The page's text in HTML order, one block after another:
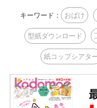
キーワード： おばけ
型紙ダウンロード
紙コップシアタ